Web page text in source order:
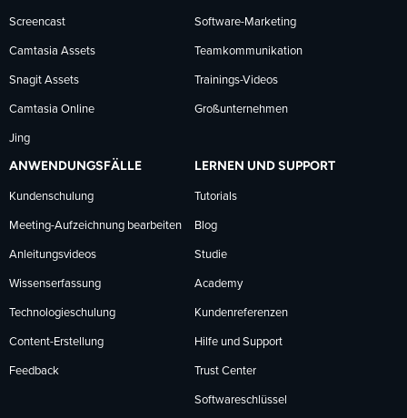
Screencast
Camtasia Assets
Snagit Assets
Camtasia Online
Jing
Software-Marketing
Teamkommunikation
Trainings-Videos
Großunternehmen
ANWENDUNGSFÄLLE
Kundenschulung
Meeting-Aufzeichnung bearbeiten
Anleitungsvideos
Wissenserfassung
Technologieschulung
Content-Erstellung
Feedback
LERNEN UND SUPPORT
Tutorials
Blog
Studie
Academy
Kundenreferenzen
Hilfe und Support
Trust Center
Softwareschlüssel